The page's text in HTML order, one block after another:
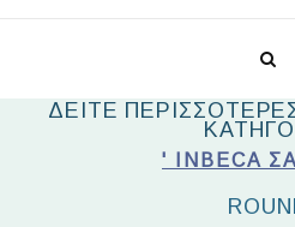
ΔΕΙΤΕ
' INBECA